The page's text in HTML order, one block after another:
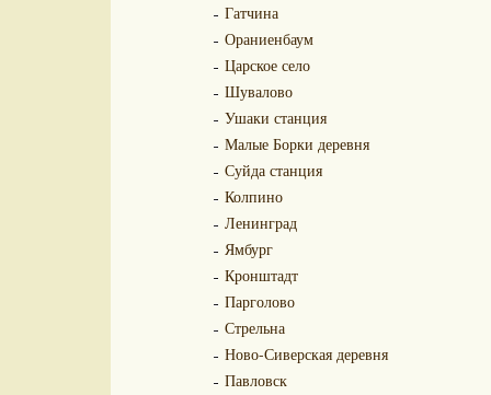
Гатчина
Ораниенбаум
Царское село
Шувалово
Ушаки станция
Малые Борки деревня
Суйда станция
Колпино
Ленинград
Ямбург
Кронштадт
Парголово
Стрельна
Ново-Сиверская деревня
Павловск